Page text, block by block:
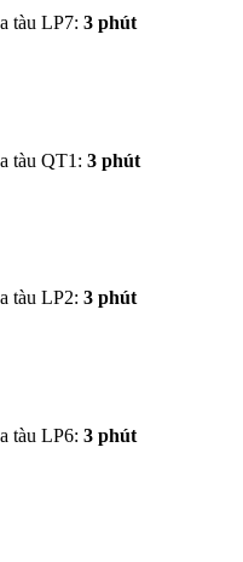
tàu LP7: 3 phút
tàu QT1: 3 phút
tàu LP2: 3 phút
tàu LP6: 3 phút